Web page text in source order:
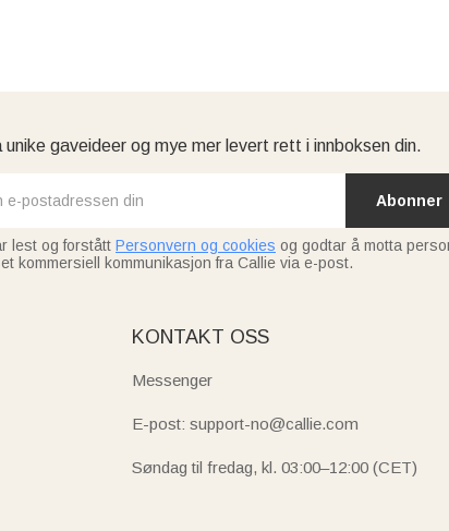
unike gaveideer og mye mer levert rett i innboksen din.
Abonner
lest og forstått Personvern og cookies og godtar å motta
kommersiell kommunikasjon fra Callie via e-post.
KONTAKT OSS
Messenger
E-post: support-no@callie.com
Søndag til fredag, kl. 03:00–12:00 (CET)